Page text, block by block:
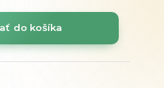
do košíka